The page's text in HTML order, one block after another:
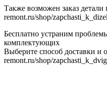
Также возможен заказ
remont.ru/shop/
Бесплатно устраним
комплектующих
Выберите способ доставки и
remont.ru/shop/